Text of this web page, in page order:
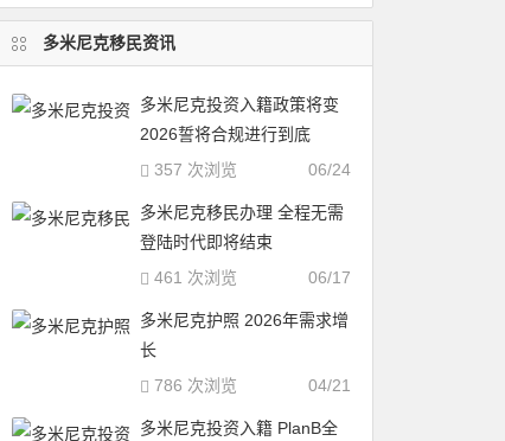
多米尼克移民资讯
多米尼克投资入籍政策将变
2026誓将合规进行到底
06/24
357 次浏览
多米尼克移民办理 全程无需
登陆时代即将结束
06/17
461 次浏览
多米尼克护照 2026年需求增
长
04/21
786 次浏览
多米尼克投资入籍 PlanB全